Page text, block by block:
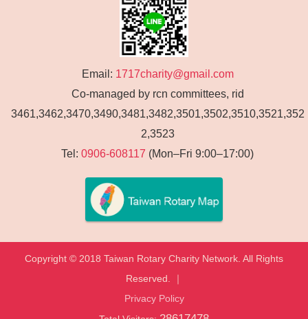
Email: 1717charity@gmail.com
Co-managed by rcn committees, rid
3461,3462,3470,3490,3481,3482,3501,3502,3510,3521,352
2,3523
Tel: 0906-608117 (Mon–Fri 9:00–17:00)
Copyright © 2018 Taiwan Rotary Charity Network. All Rights
Reserved. ｜
Privacy Policy